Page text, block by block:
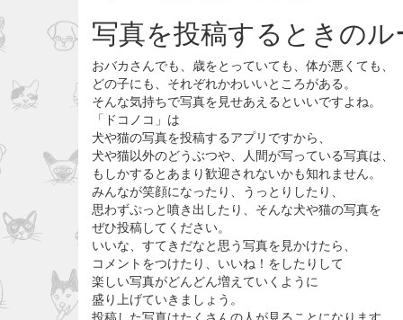
写真を投稿するときの
おバカさんでも、歳をとっていても、体が悪くても、
どの子にも、それぞれかわいいところがある。
そんな気持ちで写真を見せあえるといいですよね。
「ドコノコ」は
犬や猫の写真を投稿するアプリですから、
犬や猫以外のどうぶつや、人間が写っている写真は、
もしかするとあまり歓迎されないかも知れません。
みんなが笑顔になったり、うっとりしたり、
思わずぷっと噴き出したり、そんな犬や猫の写真を
ぜひ投稿してください。
いいな、すてきだなと思う写真を見かけたら、
コメントをつけたり、いいね！をしたりして
楽しい写真がどんどん増えていくように
盛り上げていきましょう。
投稿した写真はたくさんの人が見ることになります。